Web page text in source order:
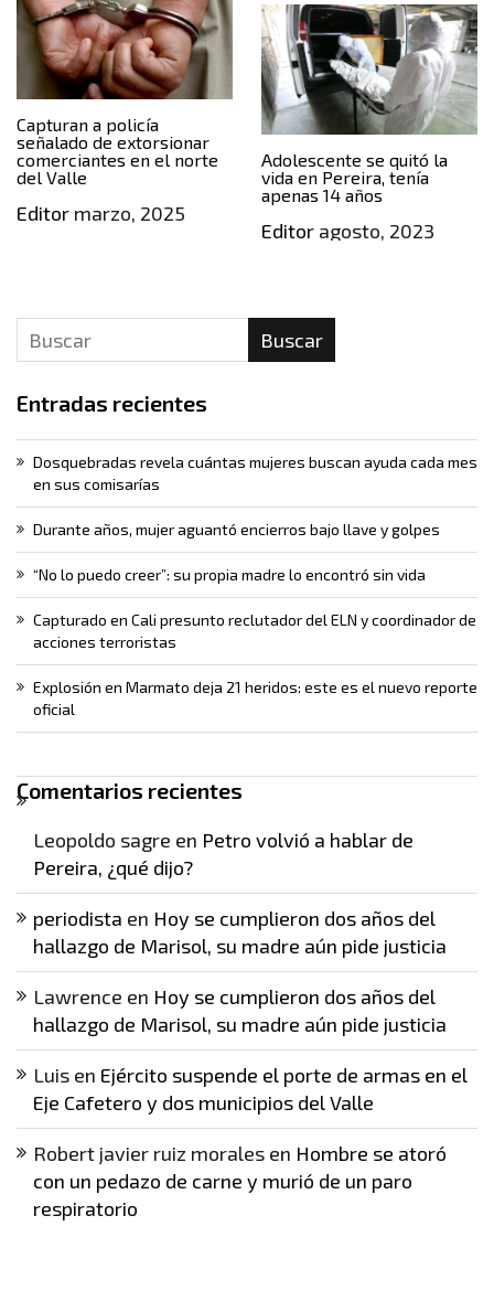
Capturan a policía
señalado de extorsionar
comerciantes en el norte
del Valle
Editor marzo, 2025
Adolescente se quitó la
vida en Pereira, tenía
apenas 14 años
Editoragosto, 2023
Buscar
Entradas recientes
Dosquebradas revela cuántas mujeres buscan ayuda cada mes
en sus comisarías
Durante años, mujer aguantó encierros bajo llave y golpes
“No lo puedo creer”: su propia madre lo encontró sin vida
Capturado en Cali presunto reclutador del ELN y coordinador de
acciones terroristas
Explosión en Marmato deja 21 heridos: este es el nuevo reporte
oficial
Comentarios recientes
Leopoldo sagre en Petro volvió a hablar de
Pereira, ¿qué dijo?
periodista en Hoy se cumplieron dos años del
hallazgo de Marisol, su madre aún pide justicia
Lawrence en Hoy se cumplieron dos años del
hallazgo de Marisol, su madre aún pide justicia
Luis en Ejército suspende el porte de armas en el
Eje Cafetero y dos municipios del Valle
Robert javier ruiz morales en Hombre se atoró
con un pedazo de carne y murió de un paro
respiratorio